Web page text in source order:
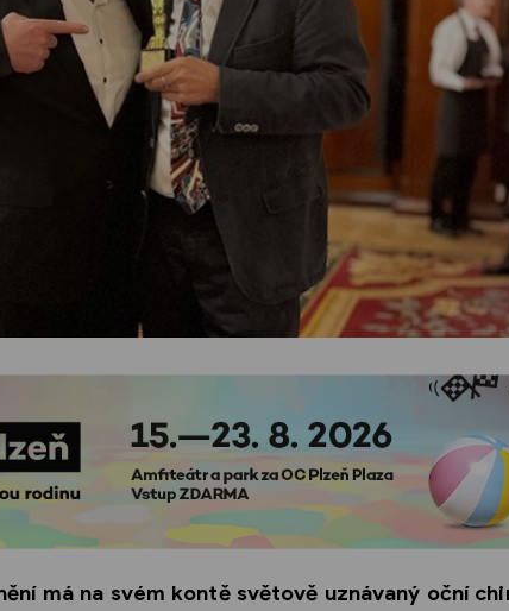
má na svém kontě světově uznávaný oční